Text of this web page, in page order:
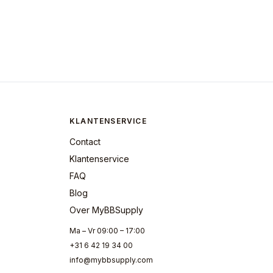
KLANTENSERVICE
Contact
Klantenservice
FAQ
Blog
Over MyBBSupply
Ma – Vr 09:00 – 17:00
+31 6 42 19 34 00
info@mybbsupply.com